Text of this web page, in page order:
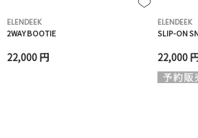
ELENDEEK
2WAY BOOTIE
22,000 円
ELENDEEK
SLIP-ON
22,000